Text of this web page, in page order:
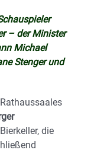
– der Minister
Michael
Stenger und
die